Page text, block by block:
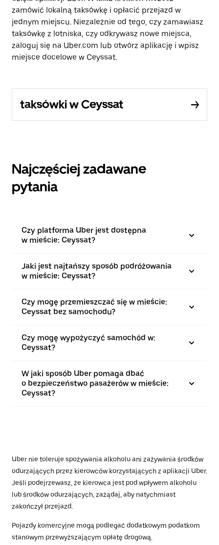
zamówić lokalną taksówkę i opłacić przejazd w
jednym miejscu. Niezależnie od tego, czy zamawiasz
taksówkę z lotniska, czy odkrywasz nowe miejsca,
zaloguj się na Uber.com lub otwórz aplikację i wpisz
miejsce docelowe w Ceyssat.
taksówki w Ceyssat
Najczęściej zadawane
pytania
Czy platforma Uber jest dostępna
w mieście: Ceyssat?
Jaki jest najtańszy sposób podróżowania
w mieście: Ceyssat?
Czy mogę przemieszczać się w mieście:
Ceyssat bez samochodu?
Czy mogę wypożyczyć samochód w:
Ceyssat?
W jaki sposób Uber pomaga dbać
o bezpieczeństwo pasażerów w mieście:
Ceyssat?
Uber nie toleruje spożywania alkoholu ani zażywania środków
odurzających przez kierowców korzystających z aplikacji Uber.
Jeśli podejrzewasz, że kierowca jest pod wpływem alkoholu
lub środków odurzających, zażądaj, aby natychmiast
zakończył przejazd.
Pojazdy komercyjne mogą podlegać dodatkowym podatkom
stanowym przewyższającym opłatę drogową.